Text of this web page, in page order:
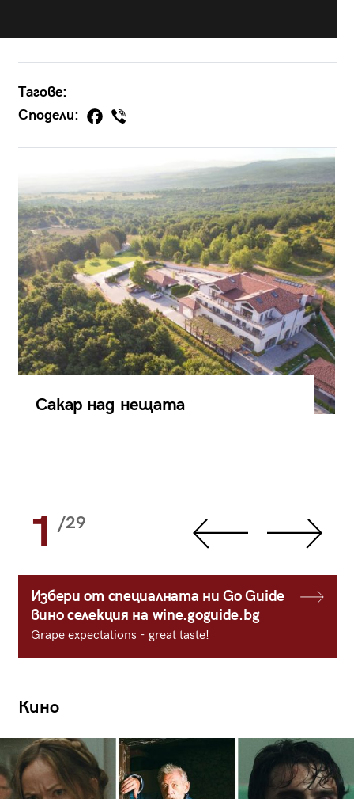
Тагове:
Сподели:
Сакар над нещата
1 /29
Избери от специалната ни Go Guide
вино селекция на wine.goguide.bg
Grape expectations - great taste!
Кино